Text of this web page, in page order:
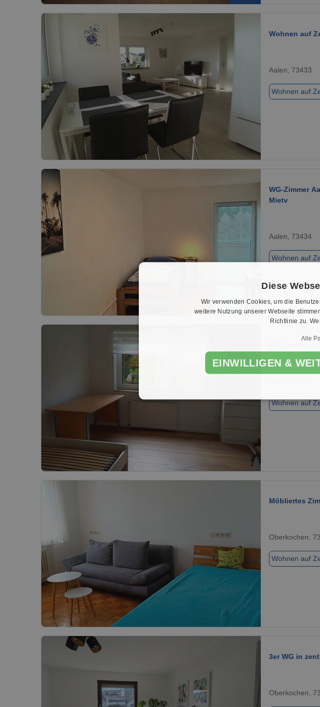
1 / 13
Wohnen auf
Aalen, 73433
Wohnen auf
1 / 7
WG-Zimmer
Mietv
Aalen, 73434
Wohnen auf
1 / 20
Wohnen auf
Möbliertes
Oberkochen,
Wohnen auf
3er WG in
Oberkochen,
Diese
Wir verwenden Cookies, um die
weitere Nutzung unserer Webseite
Richtlinie zu.
Alle
EINWILLIGEN &